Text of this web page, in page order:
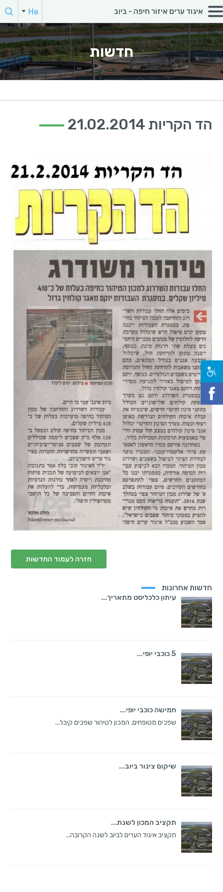
חפש:
הקלד מילת חיפוש
איגוד ערים איזור חיפה - ביוב
He
En
חדשות
הד הקריות 21.02.2014
חזרה לעמוד החדשות
חדשות אחרונות
עיתון כלכליסט מתאריך...
5 כוכבי יופי...
חמישה כוכבי יופי...
שפכים מטופחים. המכון לטיהור שפכים קיבל...
שיקום צינור ביוב...
תקציב המכון לשנת...
תקציב איגוד הערים לביוב לשנה הקרובה...